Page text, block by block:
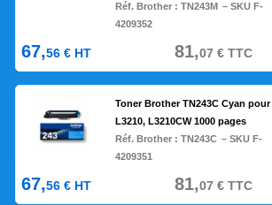
Réf. Brother :TN243M – SKU F-
4209352
67,56 € HT 81,07 €TTC
Toner Brother TN243C Cyan
L3210, L3210CW 1000 pages
Réf. Brother :TN243C – SKU F-
4209351
67,56 € HT 81,07 €TTC